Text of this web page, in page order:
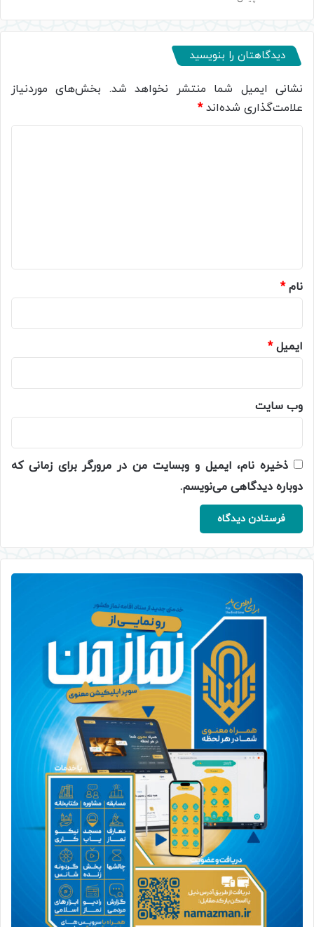
دیدگاهتان را بنویسید
نشانی ایمیل شما منتشر نخواهد شد. بخش‌های موردنیاز
علامت‌گذاری شده‌اند*
نام*
ایمیل*
وب‌ سایت
ذخیره نام، ایمیل و وبسایت من در مرورگر برای زمانی که
دوباره دیدگاهی می‌نویسم.